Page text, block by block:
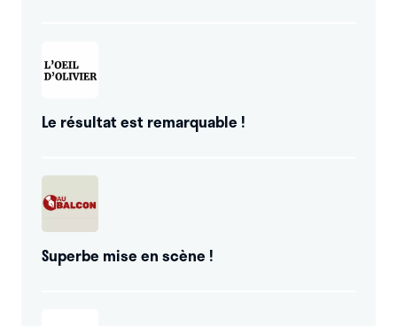
Le résultat est remarquable !
Superbe mise en scène !